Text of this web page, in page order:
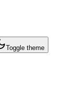
Toggle theme